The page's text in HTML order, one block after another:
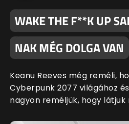
WAKE THE F**K UP
NAK MÉG DOLGA VAN
Keanu Reeves még reméli,
Cyberpunk 2077 világához
nagyon reméljük, hogy